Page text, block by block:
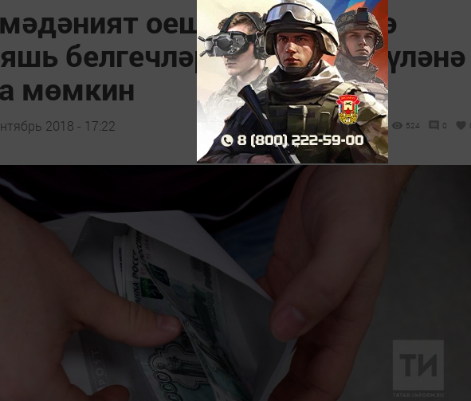
оешмасына эшкә
белгечләргә пособие түләнә
мөмкин
2018 - 17:22 524 0